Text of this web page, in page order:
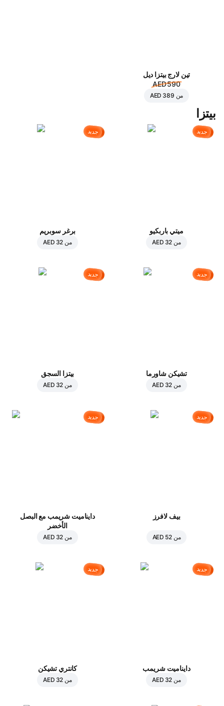
تين لارج بيتزا ديل
AED 590
من AED 389
بيتزا
جديد
ميتي باربكيو
من AED 32
جديد
برغر سوبريم
من AED 32
جديد
تشيكن شاورما
من AED 32
جديد
بيتزا السجق
من AED 32
جديد
بيف لافرز
منAED 52
جديد
دايناميت شريمب مع البصل
الأخضر
من AED 32
جديد
دايناميت شريمب
من AED 32
جديد
كانتري تشيكن
من AED 32